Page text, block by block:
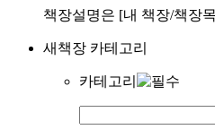
책장설명은 [내 책장/책장
새책장 카테고리
카테고리